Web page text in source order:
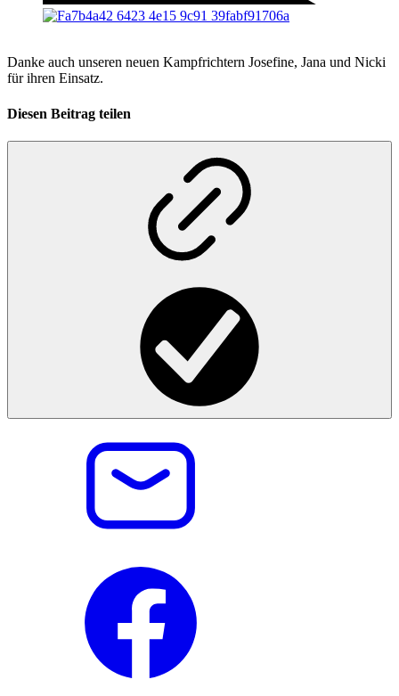
Danke auch unseren neuen Kampfrichtern Josefine, Jana und Nicki
für ihren Einsatz.
Diesen Beitrag teilen